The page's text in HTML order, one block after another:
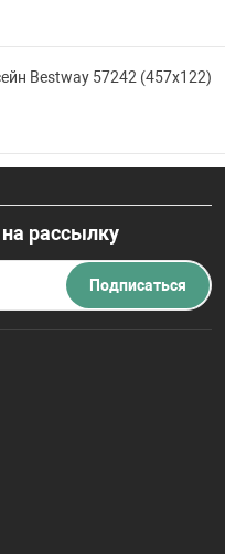
Bestway 57242 (457х122)
рассылку
Подписаться